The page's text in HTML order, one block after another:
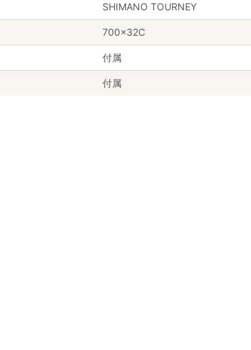
SHIMANO TOURNEY
700×32C
付属
付属